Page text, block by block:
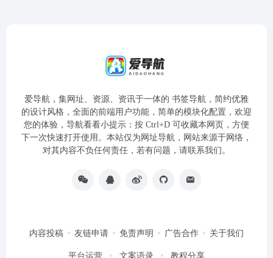
爱导航，集网址、资源、资讯于一体的 书签导航，简约优雅
的设计风格，全面的前端用户功能，简单的模块化配置，欢迎
您的体验，导航看看小提示：按 Ctrl+D 可收藏本网页，方便
下一次快速打开使用。本站仅为网址导航，网站来源于网络，
对其内容不负任何责任，若有问题，请联系我们。
内容投稿 友链申请 免责声明 广告合作 关于我们
平台运营 文案语录 教程分享